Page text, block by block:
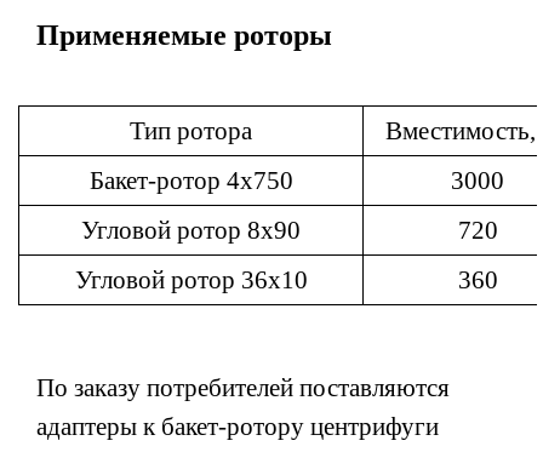
Применяемые роторы
Тип ротора
Вместимость,
Бакет-ротор 4х750
3000
Угловой ротор 8х90
720
Угловой ротор 36х10
360
По заказу потребителей поставляются
адаптеры к бакет-ротору центрифуги